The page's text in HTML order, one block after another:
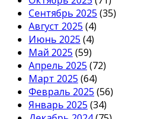
Сентябрь 2025 (35)
Август 2025 (4)
Июнь 2025 (4)
Май 2025 (59)
Апрель 2025 (72)
Март 2025 (64)
Февраль 2025 (56)
Январь 2025 (34)